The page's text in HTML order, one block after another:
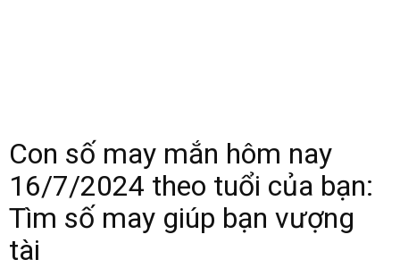
Con số may mắn hôm nay
16/7/2024 theo tuổi của bạn:
Tìm số may giúp bạn vượng
tài